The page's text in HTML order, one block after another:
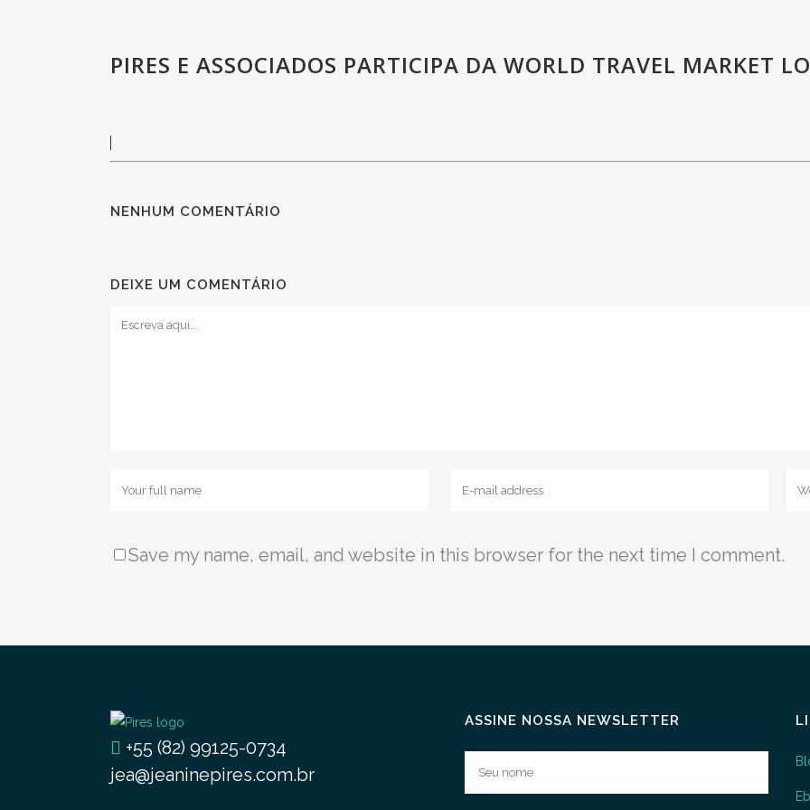
PIRES E ASSOCIADOS PARTICIPA DA WORLD TRAVEL MARKET
NENHUM COMENTÁRIO
DEIXE UM COMENTÁRIO
Save my name, email, and website in this browser for the next time I comment.
+55 (82) 99125-0734
jea@jeaninepires.com.br
ASSINE NOSSA NEWSLETTER